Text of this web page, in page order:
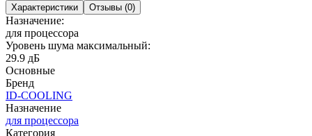
Характеристики Отзывы (0)
Назначение:
для процессора
Уровень шума максимальный:
29.9 дБ
Основные
Бренд
ID-COOLING
Назначение
для процессора
Категория